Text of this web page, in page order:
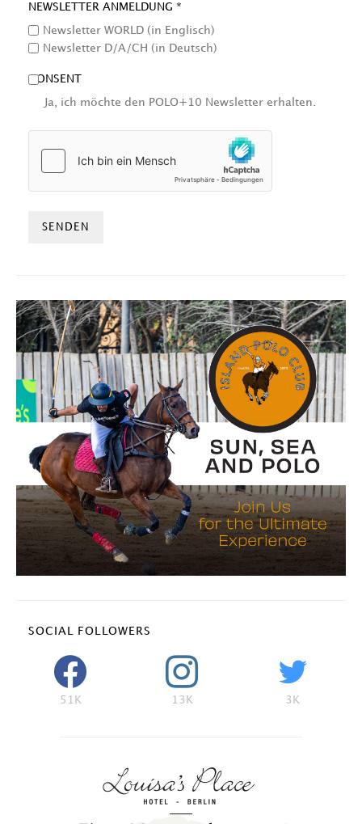
NEWSLETTER ANMELDUNG *
Newsletter WORLD (in Englisch)
Newsletter D/A/CH (in Deutsch)
CONSENT
Ja, ich möchte den POLO+10 Newsletter erhalten.
SOCIAL FOLLOWERS
51K 13K 3K